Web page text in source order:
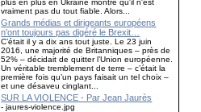
plus en plus en Ukraine montre qu'il n'est
vraiment pas du tout fiable. Alors...
Grands médias et dirigeants européens
n’ont toujours pas digéré le Brexit…
C’était il y a dix ans tout juste. Le 23 juin
2016, une majorité de Britanniques – près de
52% – décidait de quitter l’Union européenne.
Un véritable tremblement de terre – c’était la
première fois qu’un pays faisait un tel choix –
et une désaveu cinglant...
SUR LA VIOLENCE - Par Jean Jaurès
- jaures-violence.jpg